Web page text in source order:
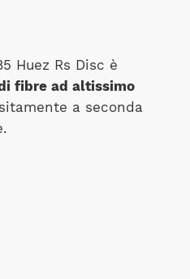
Huez Rs Disc è
fibre ad altissimo
a seconda